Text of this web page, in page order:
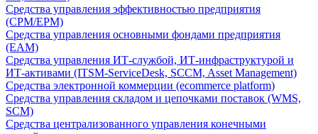
Средства управления эффективностью предприятия
(CPM/EPM)
Средства управления основными фондами предприятия
(EAM)
Средства управления ИТ-службой, ИТ-инфраструктурой и
ИТ-активами (ITSM-ServiceDesk, SCCM, Asset Management)
Средства электронной коммерции (ecommerce platform)
Средства управления складом и цепочками поставок (WMS,
SCM)
Средства централизованного управления конечными